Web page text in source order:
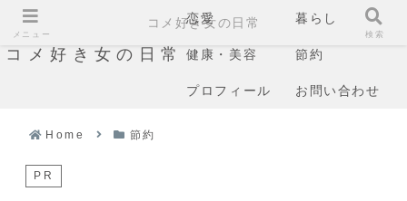
コメ好き女の日常
恋愛 暮らし
健康・美容 節約
プロフィール お問い合わせ
Home 節約
PR
メニュー
コメ好き女の日常
検索